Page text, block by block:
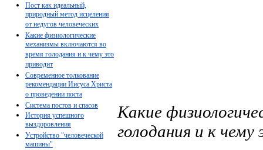
Какие
голодания и к
Пост как идеальный,
природный метод исцеления
от недугов человеческих
Какие физиологические
механизмы включаются во
время голодания и к чему это
приводит
Современное толкование
рекомендации Иисуса Христа
о проведении поста
Система постов и спасов
История успешного
выздоровления
Устройство "человеческой
машины"